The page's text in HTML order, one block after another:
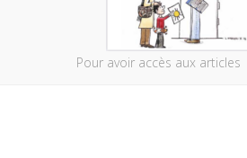
Pour avoir accès aux articles